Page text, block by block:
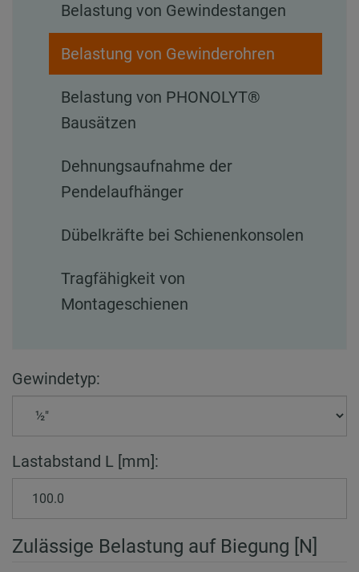
Belastung von Gewindestangen
Belastung von Gewinderohren
Belastung von PHONOLYT®
Bausätzen
Dehnungsaufnahme der
Pendelaufhänger
Dübelkräfte bei Schienenkonsolen
Tragfähigkeit von
Montageschienen
Gewindetyp:
Lastabstand L [mm]:
Zulässige Belastung auf Biegung [N]